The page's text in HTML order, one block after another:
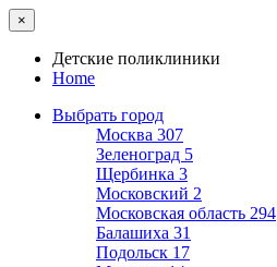
×
Детские поликлиники
Home
Выбрать город
Москва 307
Зеленоград 5
Щербинка 3
Московский 2
Московская область 294
Балашиха 31
Подольск 17